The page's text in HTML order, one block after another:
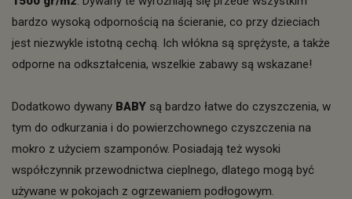
bardzo wysoką odpornością na ścieranie, co przy dzieciach
jest niezwykle istotną cechą. Ich włókna są sprężyste, a także
odporne na odkształcenia, wszelkie zabawy są wskazane!
Dodatkowo dywany BABY są bardzo łatwe do czyszczenia, w
tym do odkurzania i do powierzchownego czyszczenia na
mokro z użyciem szamponów. Posiadają też wysoki
współczynnik przewodnictwa cieplnego, dlatego mogą być
używane w pokojach z ogrzewaniem podłogowym.